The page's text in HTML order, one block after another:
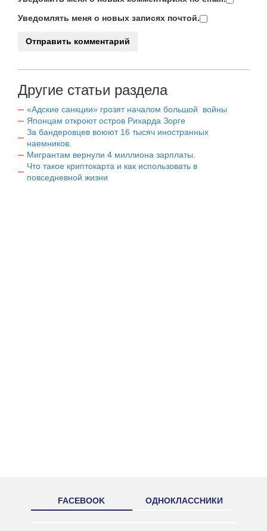
Уведомлять меня о новых записях почтой.
Другие статьи раздела
«Адские санкции» грозят началом большой войны
Японцам откроют остров Рихарда Зорге
За бандеровцев воюют 16 тысяч иностранных
наемников.
Мигрантам вернули 4 миллиона зарплаты.
Что такое криптокарта и как использовать в
повседневной жизни
FACEBOOK ОДНОКЛАССНИКИ